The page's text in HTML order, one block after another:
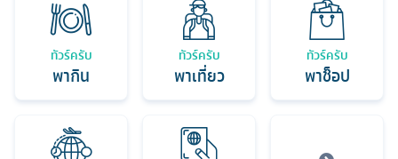
ทัวร์ครับ
พากิน
ทัวร์ครับ
พาเที่ยว
ทัวร์ครับ
พาช็อป